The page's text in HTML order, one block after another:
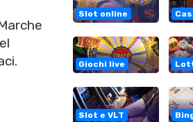
Slot online
Giochi live
Slot e VLT